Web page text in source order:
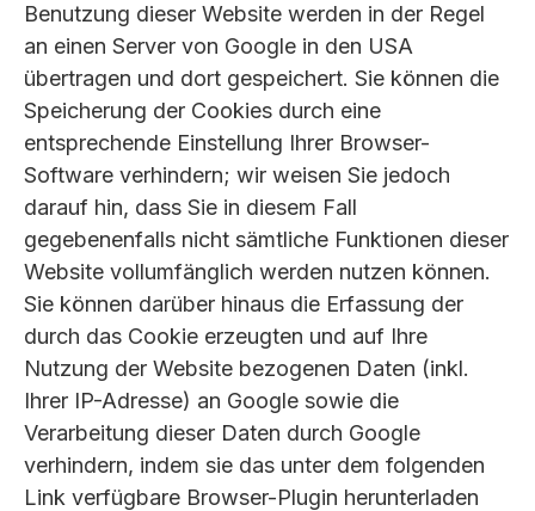
Benutzung dieser Website werden in der Regel
an einen Server von Google in den USA
übertragen und dort gespeichert. Sie können die
Speicherung der Cookies durch eine
entsprechende Einstellung Ihrer Browser-
Software verhindern; wir weisen Sie jedoch
darauf hin, dass Sie in diesem Fall
gegebenenfalls nicht sämtliche Funktionen dieser
Website vollumfänglich werden nutzen können.
Sie können darüber hinaus die Erfassung der
durch das Cookie erzeugten und auf Ihre
Nutzung der Website bezogenen Daten (inkl.
Ihrer IP-Adresse) an Google sowie die
Verarbeitung dieser Daten durch Google
verhindern, indem sie das unter dem folgenden
Link verfügbare Browser-Plugin herunterladen